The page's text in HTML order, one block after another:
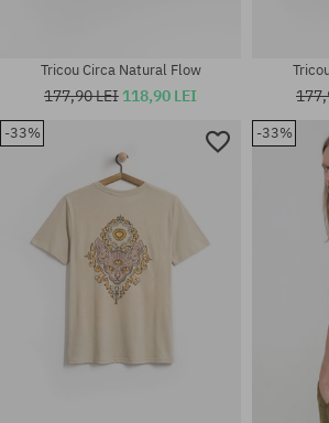
Mărimi existente:
Mărimi
Tricou Circa Natural Flow
177,90 LEI 118,90 LEI
-33% -33%